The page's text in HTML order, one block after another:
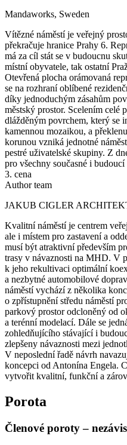
Mandaworks, Sweden
Vítězné náměstí je veřejný
překračuje hranice Prahy 6.
má za cíl stát se v budoucnu
místní obyvatele, tak ostatní
Otevřená plocha orámovaná
se na rozhraní oblíbené
díky jednoduchým zá­sahům
městský prostor. Scelením celé
dlážděným povrchem, který se
kamennou mozaikou, a
korunou vzniká jednotné
pestré uživatelské skupiny. Z
pro všechny současné i budoucí
3. cena
Author team
JAKUB CIGLER
Kvalitní náměstí je centrem
ale i místem pro zastavení a
musí být atraktivní především
trasy v návaznosti na MHD. V
k jeho rekultivaci opti­mální
a nezbytné automobilové
náměstí vychází z několika
o zpřístupnění středu náměstí
parkový prostor odcloněný od
a terénní modelací. Dále se
zohledňujícího stávající i
zlepšeny návaznosti mezi
V neposlední řadě návrh
koncepci od Antonína Engela.
vytvořit kvalitní, funkční a
Porota
Členové poroty –